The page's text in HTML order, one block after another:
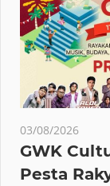
03/08/2026
GWK
Pesta